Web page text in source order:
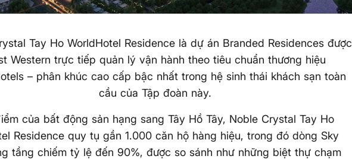
Tay Ho WorldHotel Residence là dự án Branded Residences được
Western trực tiếp quản lý vận hành theo tiêu chuẩn thương hiệu
– phân khúc cao cấp bậc nhất trong hệ sinh thái khách sạn toàn
cầu của Tập đoàn này.
của bất động sản hạng sang Tây Hồ Tây, Noble Crystal Tay Ho
Residence quy tụ gần 1.000 căn hộ hàng hiệu, trong đó dòng Sky
tầng chiếm tỷ lệ đến 90%, được so sánh như những biệt thự chạm